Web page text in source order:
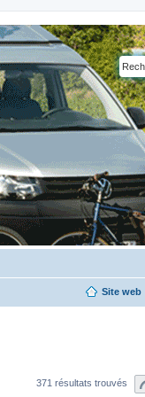
Site web
371 résultats trouvés